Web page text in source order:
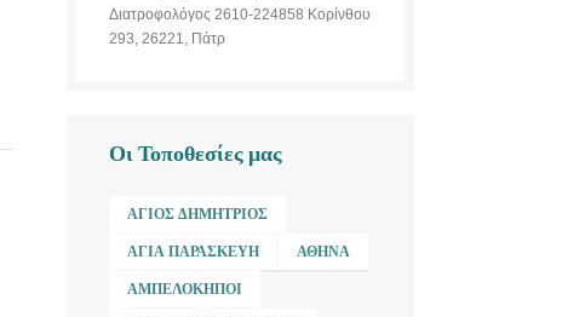
Διατροφολόγος 2610-224858 Κορίνθου
293, 26221, Πάτρ
Οι Τοποθεσίες μας
ΆΓΙΟΣ ΔΗΜΉΤΡΙΟΣ
ΑΓΊΑ ΠΑΡΑΣΚΕΥΉ ΑΘΉΝΑ
ΑΜΠΕΛΌΚΗΠΟΙ